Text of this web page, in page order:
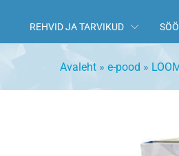
REHVID JA TARVIKUD
Avaleht » e-pood »